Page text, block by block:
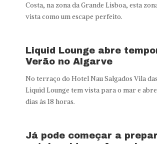
Costa, na zona da Grande Lisboa, esta
vista como um escape perfeito.
Liquid Lounge abre
Verão no Algarve
No terraço do Hotel Nau Salgados Vila
Liquid Lounge tem vista para o mar e
dias às 18 horas.
Já pode começar a